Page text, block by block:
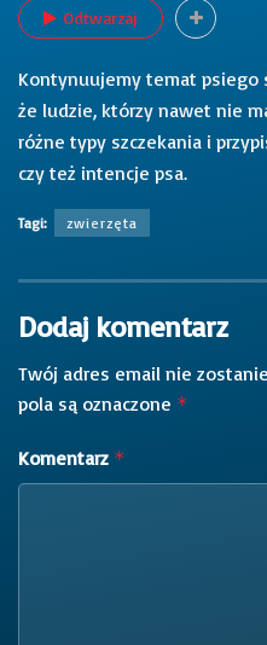
Odtwarzaj
Kontynuujemy temat psiego
że ludzie, którzy nawet nie
różne typy szczekania i
czy też intencje psa.
Tagi: zwierzęta
Dodaj komentarz
Twój adres email nie
pola są oznaczone *
Komentarz *